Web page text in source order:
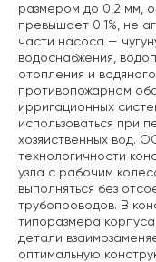
размером до 0,2 мм,
превышает 0.1%, не
части насоса —
водоснабжения,
отопления и
противопожарном
ирригационных
использоваться при
хозяйственных вод.
технологичности
узла с рабочим
выполняться без
трубопроводов. В
типоразмера
детали
оптимальную